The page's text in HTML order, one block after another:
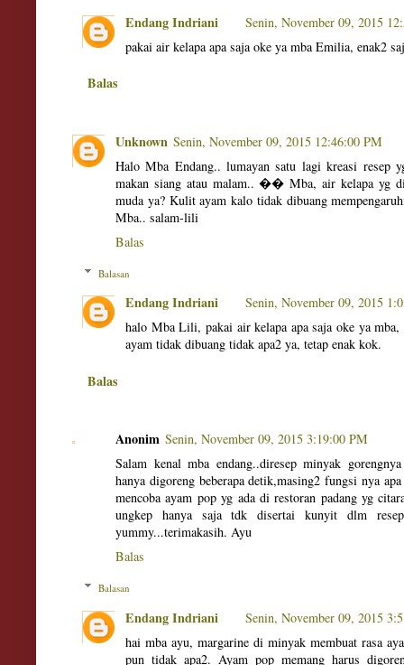
Endang Indriani
Senin, November 09, 2015
pakai air kelapa apa saja oke ya mba Emilia, enak2
Balas
Unknown Senin, November 09, 2015 12:46:00 PM
Halo Mba Endang.. lumayan satu lagi kreasi resep
makan siang atau malam.. �� Mba, air kelapa yg
muda ya? Kulit ayam kalo tidak dibuang
Mba.. salam-lili
Balas
Balasan
Endang Indriani
Senin, November 09, 2015
halo Mba Lili, pakai air kelapa apa saja oke ya
ayam tidak dibuang tidak apa2 ya, tetap enak kok.
Balas
Anonim Senin, November 09, 2015 3:19:00 PM
Salam kenal mba endang..diresep minyak
hanya digoreng beberapa detik,masing2 fungsi nya
mencoba ayam pop yg ada di restoran padang yg
ungkep hanya saja tdk disertai kunyit dlm
yummy...terimakasih. Ayu
Balas
Balasan
Endang Indriani
Senin, November 09, 2015
hai mba ayu, margarine di minyak membuat rasa
pun tidak apa2. Ayam pop memang harus